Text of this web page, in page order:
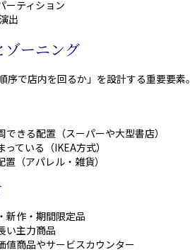
ーティション
出
ーニング
序で店内を回るか」を設計する重要要素。
できる配置（スーパーや大型書店）
っている（IKEA方式）
置（アパレル・雑貨）
新作・期間限定品
い主力商品
値商品やサービスカウンター